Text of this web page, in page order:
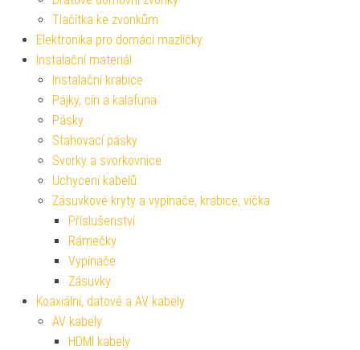
Tlačítka ke zvonkům
Elektronika pro domácí mazlíčky
Instalační materiál
Instalační krabice
Pájky, cín a kalafuna
Pásky
Stahovací pásky
Svorky a svorkovnice
Uchycení kabelů
Zásuvkové kryty a vypínače, krabice, víčka
Příslušenství
Rámečky
Vypínače
Zásuvky
Koaxiální, datové a AV kabely
AV kabely
HDMI kabely